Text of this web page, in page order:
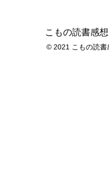
こもの読書感
© 2021 こもの読書